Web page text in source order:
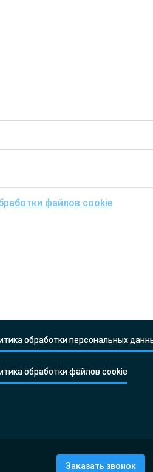
файлов cookieи
возможность их
обработки персональных
обработки файлов cookie
Заказать звонок